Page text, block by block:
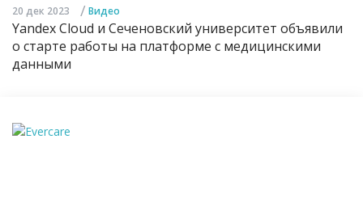
20 дек 2023 / Видео
Yandex Cloud и Сеченовский университет объявили
о старте работы на платформе с медицинскими
данными